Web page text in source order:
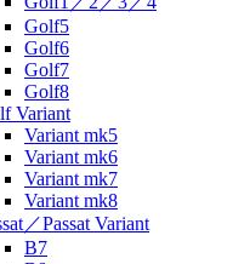
Golf5
Golf6
Golf7
Golf8
Variant
Variant mk5
Variant mk6
Variant mk7
Variant mk8
／Passat Variant
B7